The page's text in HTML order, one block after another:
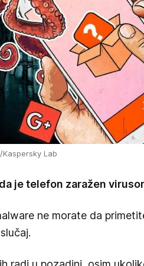
Kaspersky Lab
je telefon zaražen
ne morate da